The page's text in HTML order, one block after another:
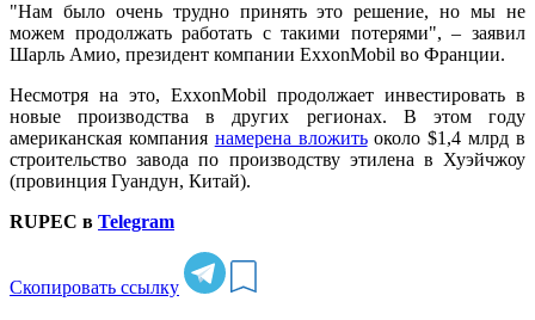
"Нам было очень трудно принять это решение, но мы не
можем продолжать работать с такими потерями", – заявил
Шарль Амио, президент компании ExxonMobil во Франции.
Несмотря на это, ExxonMobil продолжает инвестировать в
новые производства в других регионах. В этом году
американская компания намерена вложитьоколо $1,4 млрд в
строительство завода по производству этилена в Хуэйчжоу
(провинция Гуандун, Китай).
RUPEC в Telegram
Скопировать ссылку